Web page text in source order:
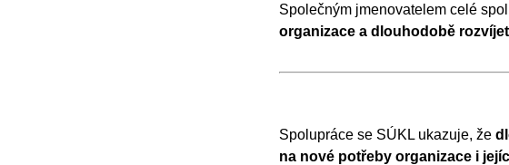
Společným jmenovatelem celé
organizace a dlouhodobě
Spolupráce se SÚKL ukazuje, že
na nové potřeby organizace i